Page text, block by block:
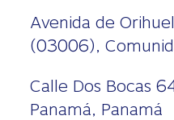
Avenida de
(03006),
Calle Dos Bocas
Panamá, Panamá